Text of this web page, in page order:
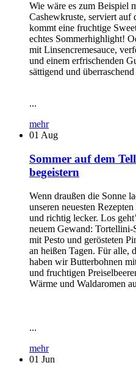
Wie wäre es zum Beispiel
Cashewkruste, serviert
kommt eine fruchtige
echtes Sommerhighlight!
mit Linsencremesauce,
und einem erfrischenden
sättigend und
...
mehr
01 Aug
Sommer auf dem
begeistern
Wenn draußen die Sonne
unseren neuesten
und richtig lecker. Los
neuem Gewand:
mit Pesto und gerösteten
an heißen Tagen. Für alle,
haben wir Butterbohnen
und fruchtigen
Wärme und Waldaromen
...
mehr
01 Jun